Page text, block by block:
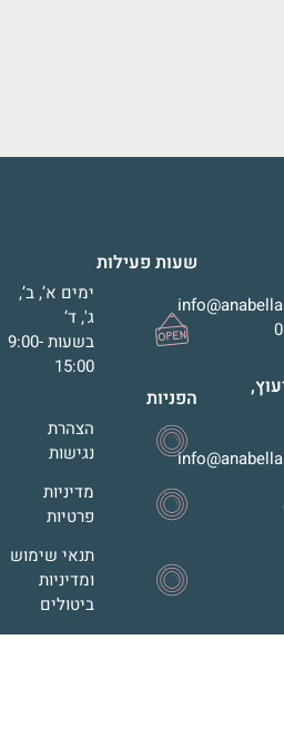
שעות פעילות
ימים א’, ב’,
ג', ד’
בשעות 9:00-
15:00
הפניות
הצהרת
נגישות
מדיניות
פרטיות
תנאי שימוש
ומדיניות
ביטולים